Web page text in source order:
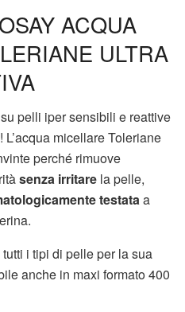
ACQUA
ULTRA
pelli iper sensibili e reattive
micellare Toleriane
perché rimuove
senza irritare la pelle,
testataa
i tipi di pelle per la sua
anche in maxi formato 400